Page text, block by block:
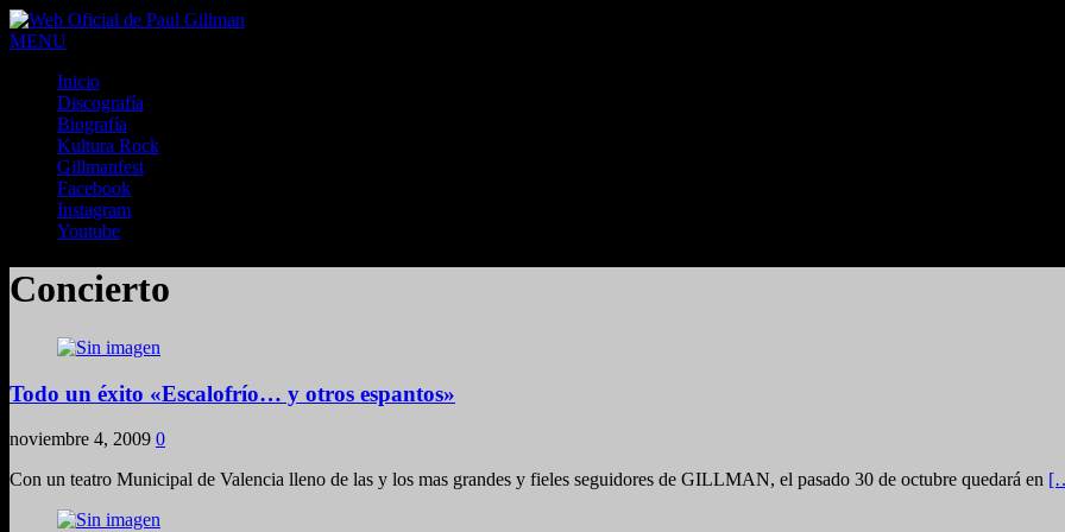
MENU
Inicio
Discografía
Biografía
Kultura Rock
Gillmanfest
Facebook
Instagram
Youtube
Concierto
Todo un éxito «Escalofrío… y otros espantos»
noviembre 4, 2009 0
Con un teatro Municipal de Valencia lleno de las y los mas grandes y fieles seguidores de GILLMAN, el pasado 30 de octubre quedará en